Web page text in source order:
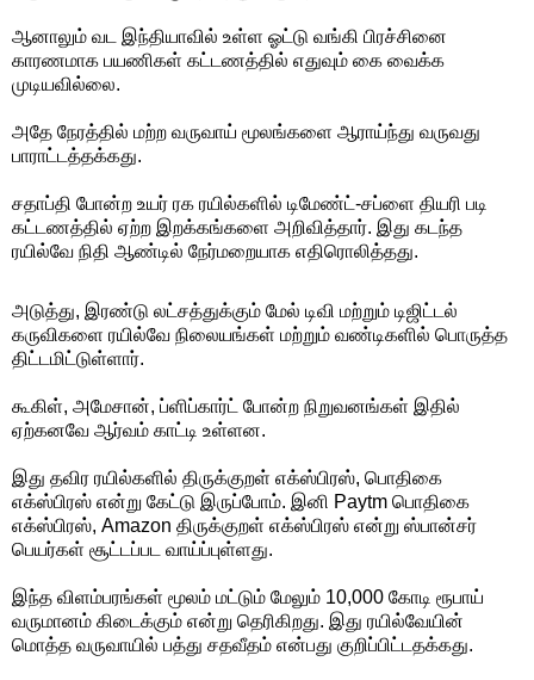
ஆனாலும் வட இந்தியாவில் உள்ள ஓட்டு வங்கி பிரச்சினை
காரணமாக பயணிகள் கட்டணத்தில் எதுவும் கை வைக்க
முடியவில்லை.
அதே நேரத்தில் மற்ற வருவாய் மூலங்களை ஆராய்ந்து வருவது
பாராட்டத்தக்கது.
சதாப்தி போன்ற உயர் ரக ரயில்களில் டிமேண்ட்-சப்ளை தியரி படி
கட்டணத்தில் ஏற்ற இறக்கங்களை அறிவித்தார். இது கடந்த
ரயில்வே நிதி ஆண்டில் நேர்மறையாக எதிரொலித்தது.
அடுத்து, இரண்டு லட்சத்துக்கும் மேல் டிவி மற்றும் டிஜிட்டல்
கருவிகளை ரயில்வே நிலையங்கள் மற்றும் வண்டிகளில் பொருத்த
திட்டமிட்டுள்ளார்.
கூகிள், அமேசான், ப்ளிப்கார்ட் போன்ற நிறுவனங்கள் இதில்
ஏற்கனவே ஆர்வம் காட்டி உள்ளன.
இது தவிர ரயில்களில் திருக்குறள் எக்ஸ்பிரஸ், பொதிகை
எக்ஸ்பிரஸ் என்று கேட்டு இருப்போம். இனி Paytm பொதிகை
எக்ஸ்பிரஸ், Amazon திருக்குறள் எக்ஸ்பிரஸ் என்று ஸ்பான்சர்
பெயர்கள் சூட்டப்பட வாய்ப்புள்ளது.
இந்த விளம்பரங்கள் மூலம் மட்டும் மேலும் 10,000 கோடி ரூபாய்
வருமானம் கிடைக்கும் என்று தெரிகிறது. இது ரயில்வேயின்
மொத்த வருவாயில் பத்து சதவீதம் என்பது குறிப்பிட்டதக்கது.